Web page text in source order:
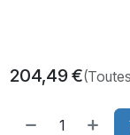
204,49€